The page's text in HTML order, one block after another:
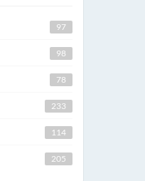
97
98
78
233
114
205